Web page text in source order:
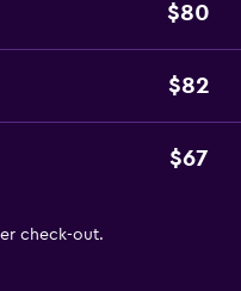
$80
$82
$67
check-out.